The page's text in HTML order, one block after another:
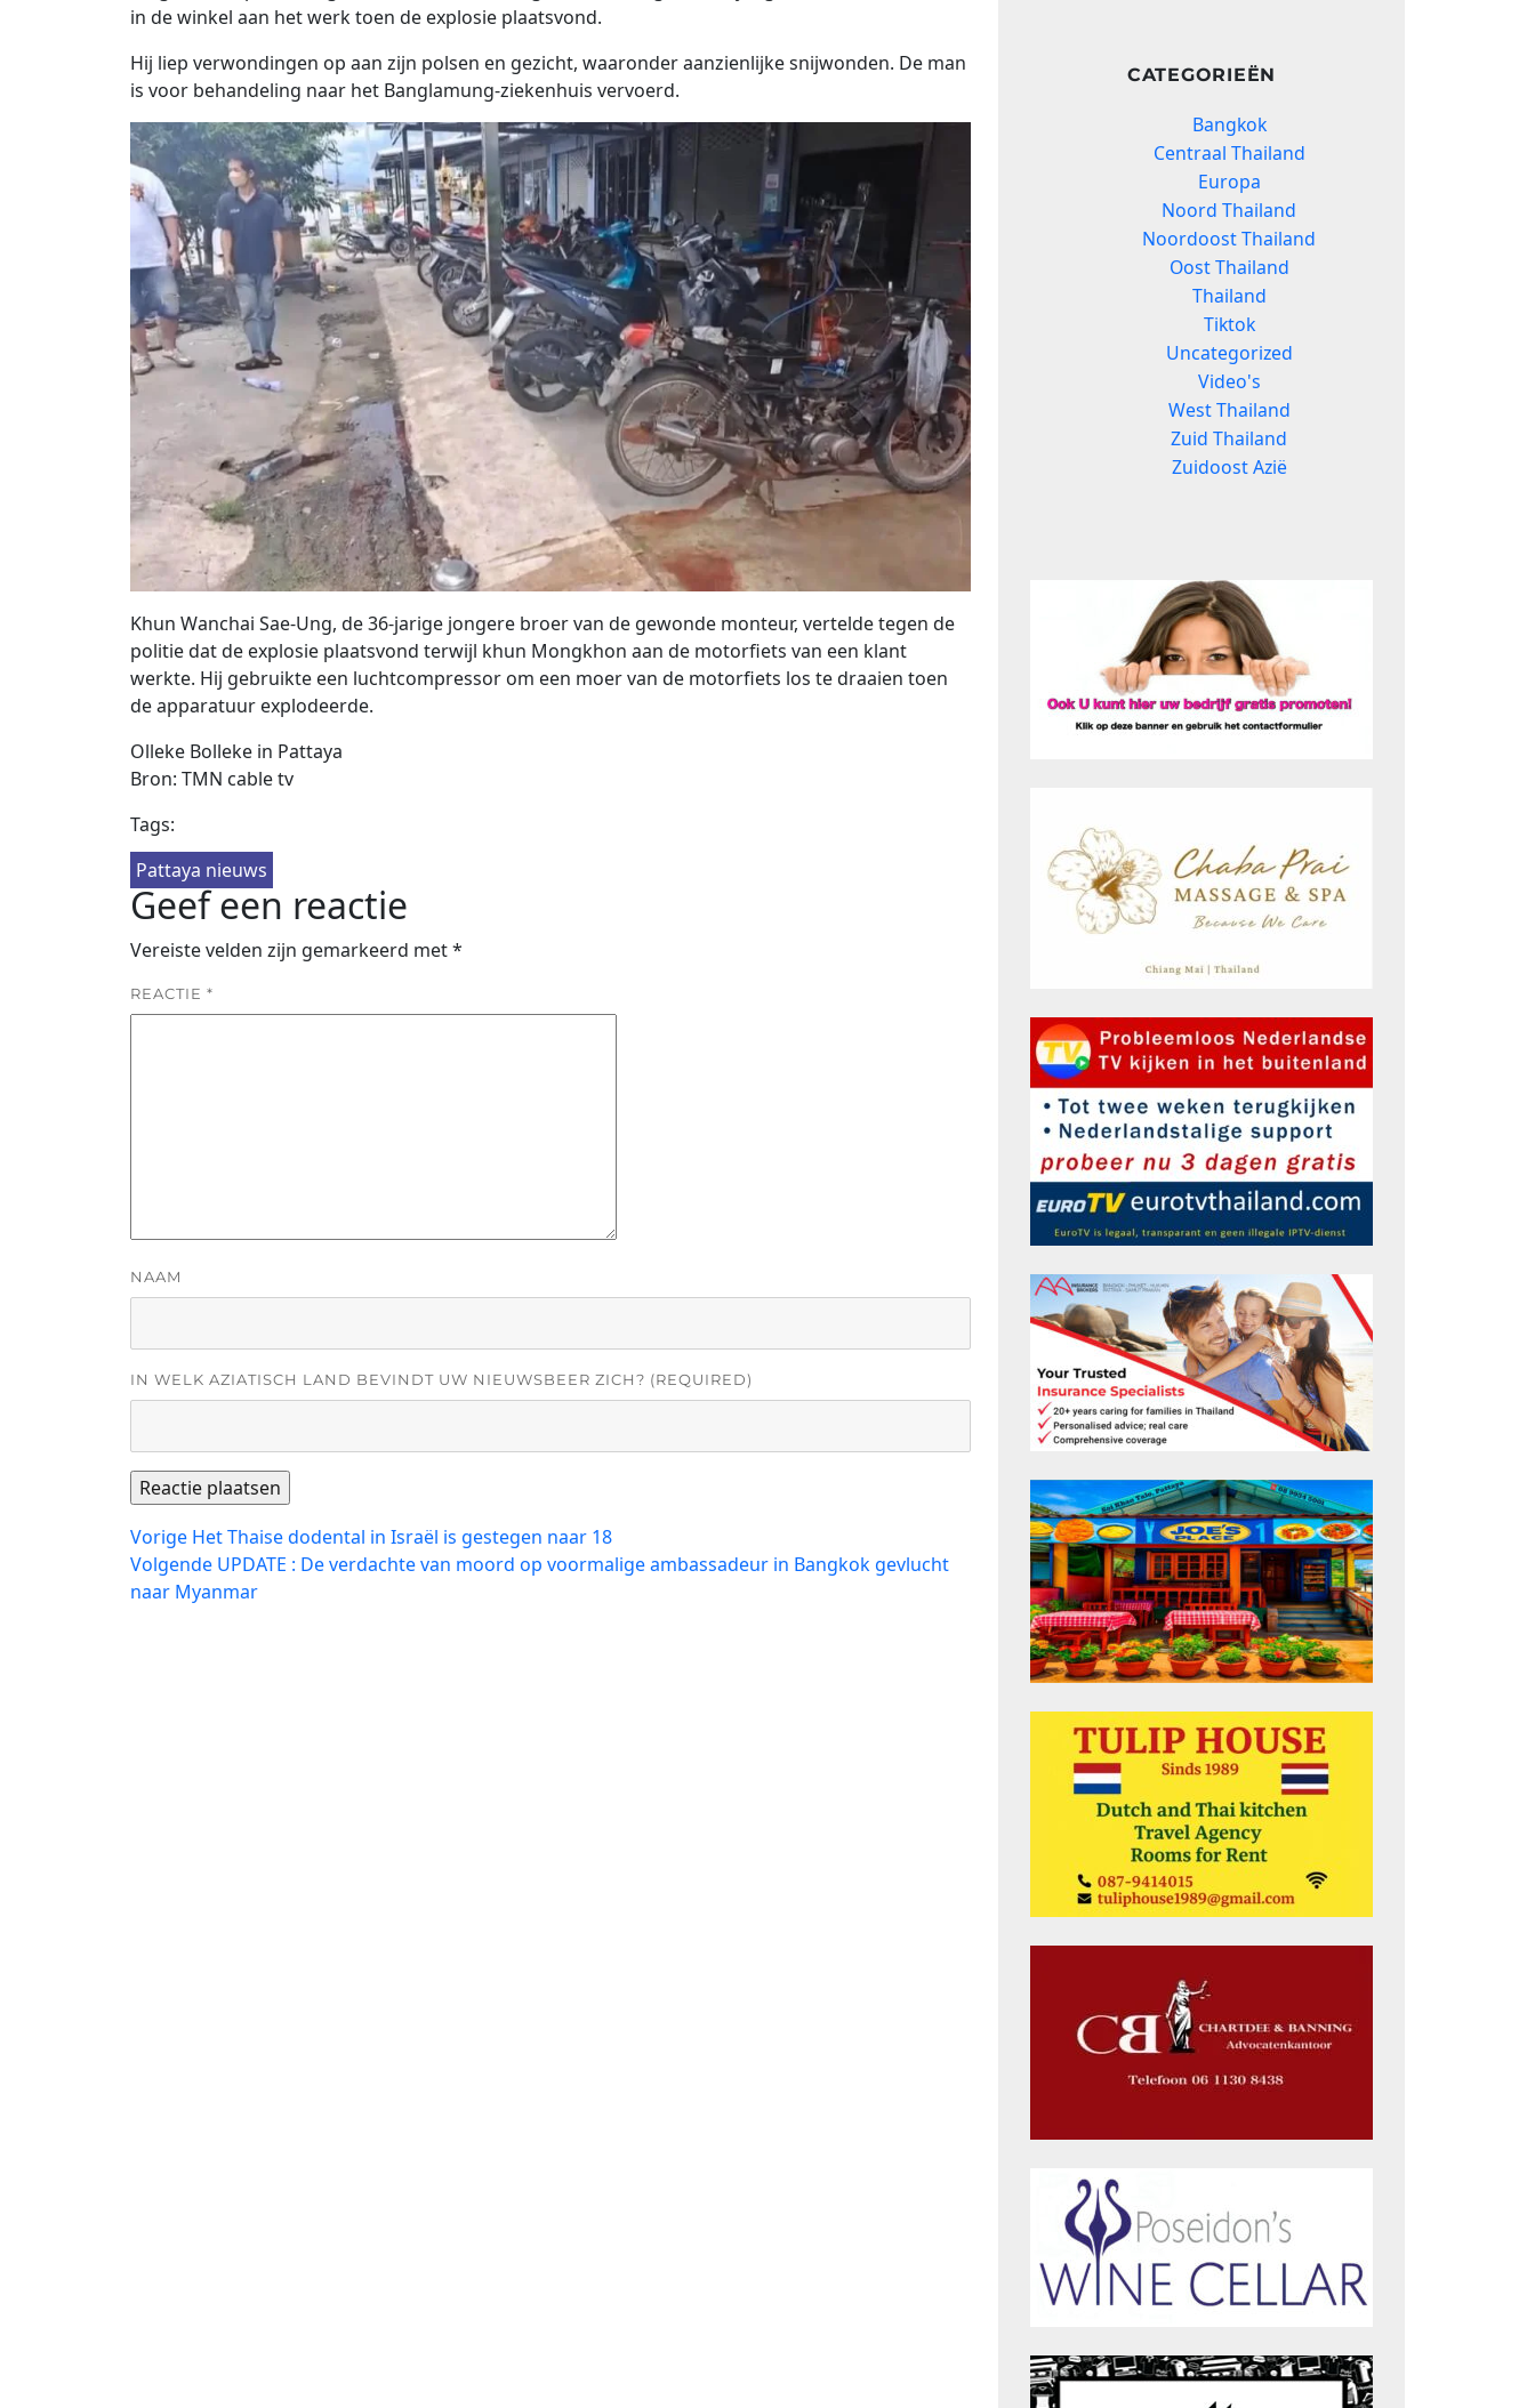
in de winkel aan het werk toen de explosie plaatsvond.
Hij liep verwondingen op aan zijn polsen en gezicht, waaronder aanzienlijke snijwonden. De man
is voor behandeling naar het Banglamung-ziekenhuis vervoerd.
Khun Wanchai Sae-Ung, de 36-jarige jongere broer van de gewonde monteur, vertelde tegen de
politie dat de explosie plaatsvond terwijl khun Mongkhon aan de motorfiets van een klant
werkte. Hij gebruikte een luchtcompressor om een ​​moer van de motorfiets los te draaien toen
de apparatuur explodeerde.
Olleke Bolleke in Pattaya
Bron: TMN cable tv
Tags:
Pattaya nieuws
Geef een reactie
Vereiste velden zijn gemarkeerd met*
REACTIE *
NAAM
IN WELK AZIATISCH LAND BEVINDT UW NIEUWSBEER ZICH? (REQUIRED)
Bericht
navigatie
Vorige Vorig
bericht:
Het Thaise dodental in Israël is gestegen naar 18
Volgende Volgend
bericht:
UPDATE : De verdachte van moord op voormalige ambassadeur in Bangkok gevlucht
naar Myanmar
CATEGORIEËN
Bangkok
Centraal Thailand
Europa
Noord Thailand
Noordoost Thailand
Oost Thailand
Thailand
Tiktok
Uncategorized
Video's
West Thailand
Zuid Thailand
Zuidoost Azië